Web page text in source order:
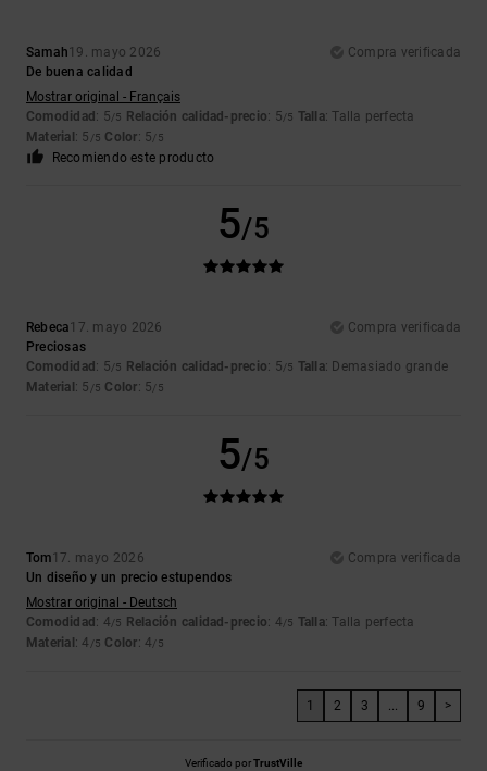
Samah19. mayo 2026
Compra verificada
De buena calidad
Mostrar original - Français
Comodidad : 5/5 Relación calidad-precio: 5/5 Talla: Talla perfecta
Material : 5 /5 Color: 5/5
Recomiendo este producto
5/5
Rebeca17. mayo 2026
Compra verificada
Preciosas
Comodidad : 5/5 Relación calidad-precio: 5/5 Talla: Demasiado grande
Material : 5 /5 Color: 5/5
5/5
Tom17. mayo 2026
Compra verificada
Un diseño y un precio estupendos
Mostrar original - Deutsch
Comodidad : 4/5 Relación calidad-precio: 4/5 Talla: Talla perfecta
Material : 4 /5 Color: 4/5
1 2 3 ... 9 >
Verificado porTrustVille